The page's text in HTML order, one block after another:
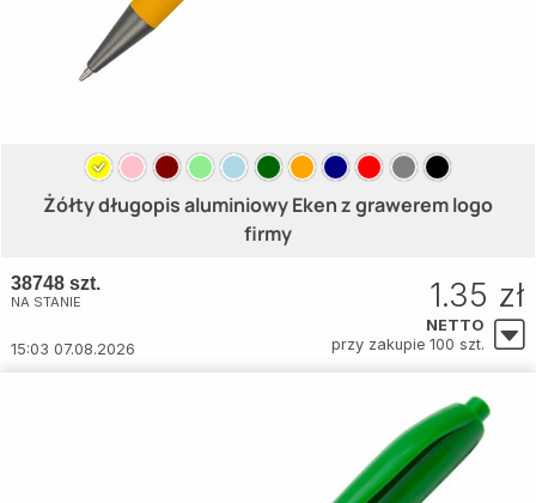
Żółty długopis aluminiowy Eken z grawerem logo
firmy
38748 szt.
NA STANIE
15:03 07.08.2026
1.35 zł
NETTO
przy zakupie 100 szt.